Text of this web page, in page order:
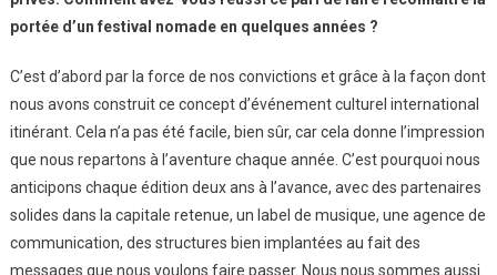
portée d’un festival nomade en quelques années ?
C’est d’abord par la force de nos convictions et grâce à la façon dont
nous avons construit ce concept d’événement culturel international
itinérant. Cela n’a pas été facile, bien sûr, car cela donne l’impression
que nous repartons à l’aventure chaque année. C’est pourquoi nous
anticipons chaque édition deux ans à l’avance, avec des partenaires
solides dans la capitale retenue, un label de musique, une agence de
communication, des structures bien implantées au fait des
messages que nous voulons faire passer. Nous nous sommes aussi